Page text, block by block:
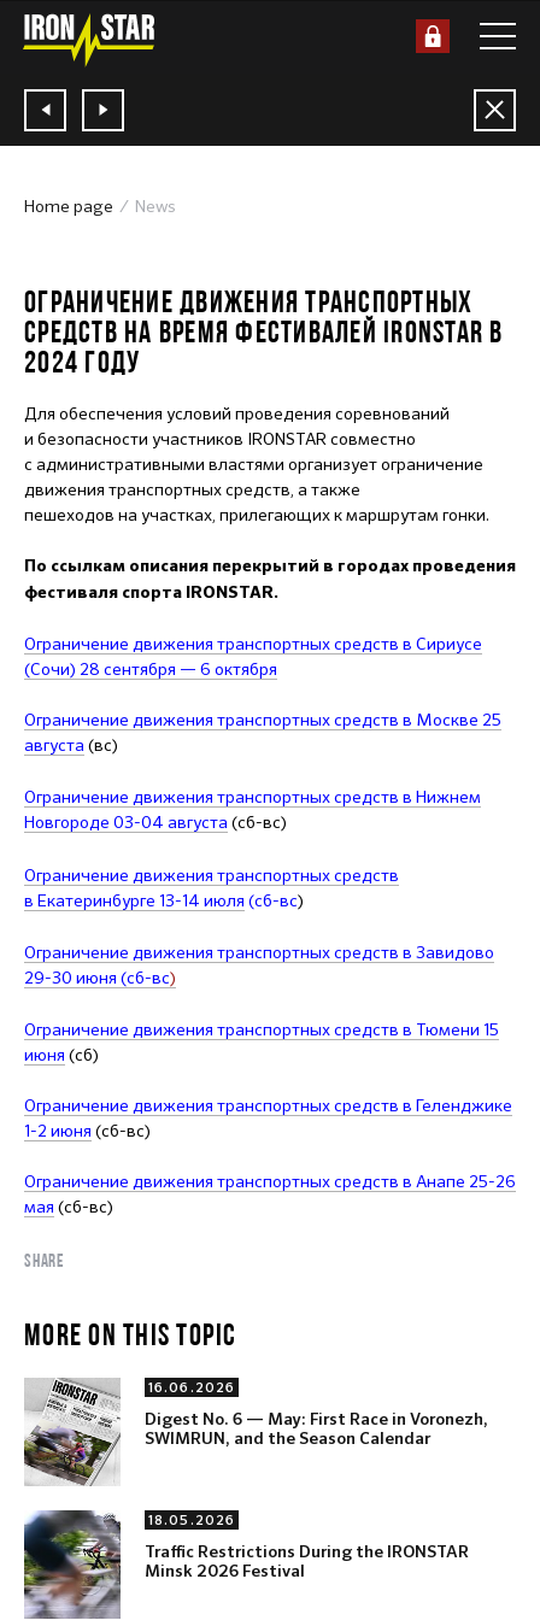
Home page News
ОГРАНИЧЕНИЕ ДВИЖЕНИЯ ТРАНСПОРТНЫХ
СРЕДСТВ НА ВРЕМЯ ФЕСТИВАЛЕЙ IRONSTAR В
2024 ГОДУ
Для обеспечения условий проведения соревнований
и безопасности участников IRONSTAR совместно
с административными властями организует ограничение
движения транспортных средств, а также
пешеходов на участках, прилегающих к маршрутам гонки.
По ссылкам описания перекрытий в городах проведения
фестиваля спорта IRONSTAR.
Ограничение движения транспортных средств в Сириусе
(Сочи) 28 сентября — 6 октября
Ограничение движения транспортных средств в Москве 25
августа (вс)
Ограничение движения транспортных средств в Нижнем
Новгороде 03-04 августа (сб-вс)
Ограничение движения транспортных средств
в Екатеринбурге 13-14 июля (сб-вс)
Ограничение движения транспортных средств в Завидово
29-30 июня (сб-вс)
Ограничение движения транспортных средств в Тюмени 15
июня (сб)
Ограничение движения транспортных средств в Геленджике
1-2 июня (сб-вс)
Ограничение движения транспортных средств в Анапе 25-26
мая (сб-вс)
SHARE
MORE ON THIS TOPIC
16.06.2026
Digest No. 6 — May: First Race in Voronezh,
SWIMRUN, and the Season Calendar
18.05.2026
Traffic Restrictions During the IRONSTAR
Minsk 2026 Festival